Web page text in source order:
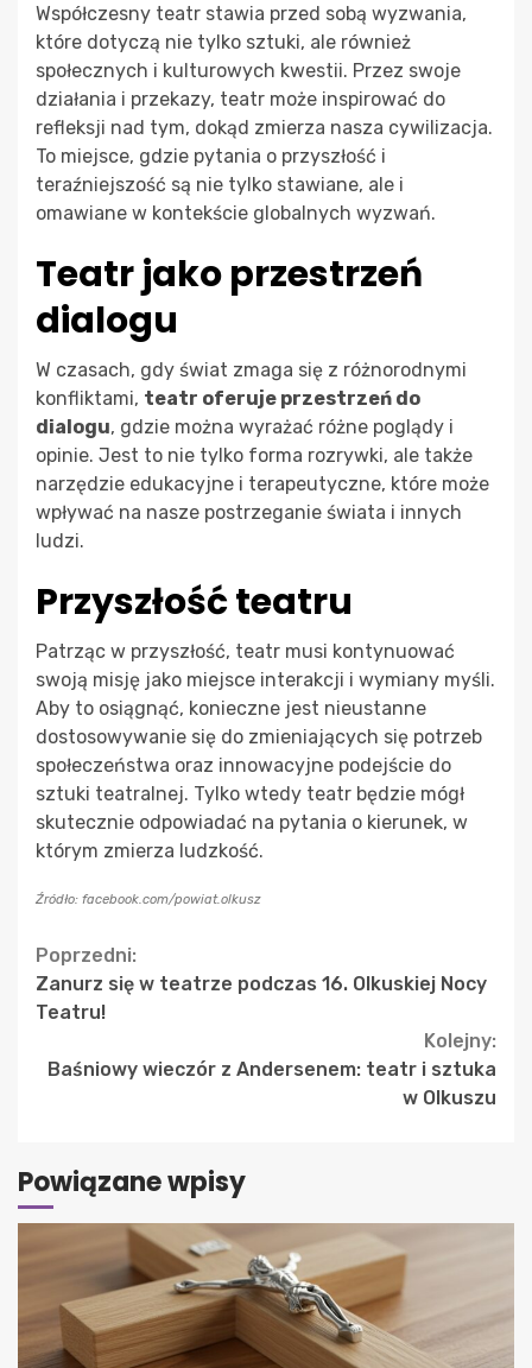
Współczesny teatr stawia przed sobą wyzwania,
które dotyczą nie tylko sztuki, ale również
społecznych i kulturowych kwestii. Przez swoje
działania i przekazy, teatr może inspirować do
refleksji nad tym, dokąd zmierza nasza cywilizacja.
To miejsce, gdzie pytania o przyszłość i
teraźniejszość są nie tylko stawiane, ale i
omawiane w kontekście globalnych wyzwań.
Teatr jako przestrzeń
dialogu
W czasach, gdy świat zmaga się z różnorodnymi
konfliktami, teatr oferuje przestrzeń do
dialogu, gdzie można wyrażać różne poglądy i
opinie. Jest to nie tylko forma rozrywki, ale także
narzędzie edukacyjne i terapeutyczne, które może
wpływać na nasze postrzeganie świata i innych
ludzi.
Przyszłość teatru
Patrząc w przyszłość, teatr musi kontynuować
swoją misję jako miejsce interakcji i wymiany myśli.
Aby to osiągnąć, konieczne jest nieustanne
dostosowywanie się do zmieniających się potrzeb
społeczeństwa oraz innowacyjne podejście do
sztuki teatralnej. Tylko wtedy teatr będzie mógł
skutecznie odpowiadać na pytania o kierunek, w
którym zmierza ludzkość.
Źródło: facebook.com/powiat.olkusz
Continue
Reading
Poprzedni:
Zanurz się w teatrze podczas 16. Olkuskiej Nocy
Teatru!
Kolejny:
Baśniowy wieczór z Andersenem: teatr i sztuka
w Olkuszu
Powiązane wpisy